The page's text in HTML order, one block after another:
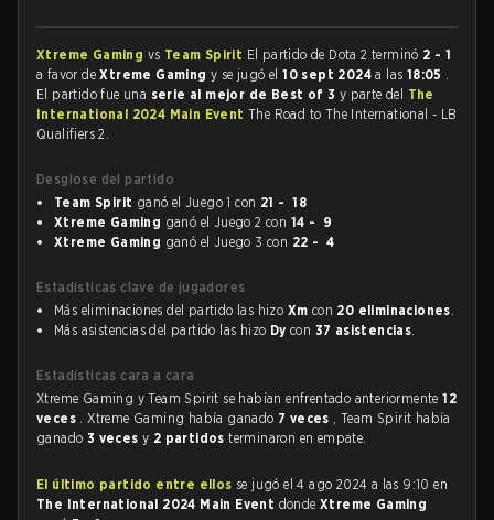
Xtreme Gaming vs Team Spirit El partido de Dota 2 terminó 2 - 1
a favor deXtreme Gamingy se jugó el10 sept 2024a las 18:05 .
El partido fue una serie al mejor de Best of 3 y parte del The
International 2024 Main Event The Road to The International - LB
Qualifiers 2.
Desglose del partido
Team Spirit ganó el Juego 1 con 21 - 18
Xtreme Gaming ganó el Juego 2 con 14 - 9
Xtreme Gaming ganó el Juego 3 con 22 - 4
Estadísticas clave de jugadores
Más eliminaciones del partido las hizo Xm con 20 eliminaciones.
Más asistencias del partido las hizo Dy con 37 asistencias.
Estadísticas cara a cara
Xtreme Gaming y Team Spirit se habían enfrentado anteriormente12
veces . Xtreme Gaming había ganado 7 veces , Team Spirit había
ganado 3 vecesy 2 partidosterminaron en empate.
El último partido entre ellos se jugó el 4 ago 2024 a las 9:10 en
The International 2024 Main Event dondeXtreme Gaming